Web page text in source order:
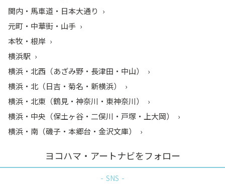
関内・馬車道・日本大通り
元町・中華街・山手
本牧・根岸
横浜駅
横浜・北西（あざみ野・長津田・中山）
横浜・北（日吉・菊名・新横浜）
横浜・北東（鶴見・神奈川・東神奈川）
横浜・中央（保土ヶ谷・二俣川・戸塚・上大岡）
横浜・南（磯子・本郷台・金沢文庫）
ヨコハマ・アートナビをフォロー
SNS